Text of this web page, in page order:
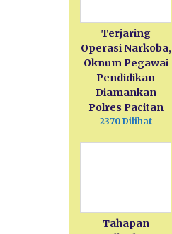
Terjaring
Operasi Narkoba,
Oknum Pegawai
Pendidikan
Diamankan
Polres Pacitan
2370 Dilihat
Tahapan